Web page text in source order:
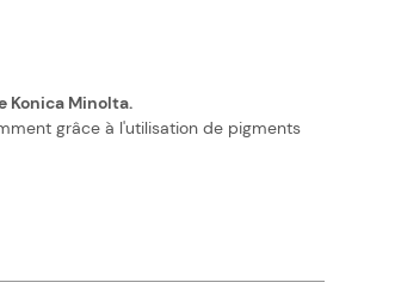
Konica Minolta.
grâce à l'utilisation de pigments